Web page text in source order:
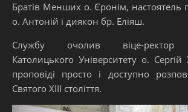
Братів Менших о. Єронім, настоятель
о. Антоній і диякон бр. Еліяш.
Службу очолив віце-ректор
Католицького Університету о.
проповіді просто і доступно
Святого XIII століття.